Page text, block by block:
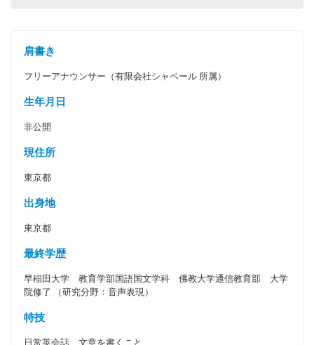
肩書き
フリーアナウンサー（有限会社シャベール 所属）
生年月日
非公開
現住所
東京都
出身地
東京都
最終学歴
早稲田大学 教育学部国語国文学科 佛教大学通信教育部 大学
院修了 （研究分野：音声表現）
特技
日常英会話、文章を書くこと